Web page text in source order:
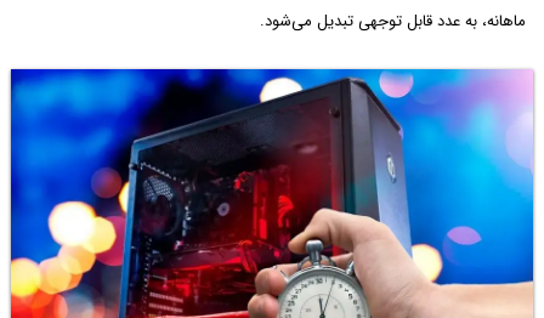
ماهانه، به عدد قابل توجهی تبدیل می‌شود.